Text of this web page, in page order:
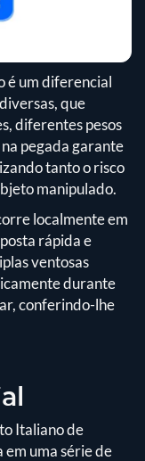
é um diferencial
que
diferentes pesos
pegada garante
tanto o risco
manipulado.
localmente em
rápida e
ventosas
durante
conferindo-lhe
Italiano de
em uma série de